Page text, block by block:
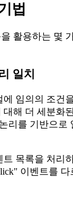
법
활용하는 몇
일치
에 임의의 조건
해 더 세분화
리를 기반으로
목록을 처리
이벤트를